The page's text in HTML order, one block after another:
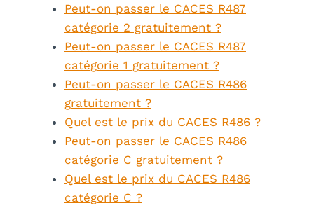
Peut-on passer le CACES R487
catégorie 2 gratuitement ?
Peut-on passer le CACES R487
catégorie 1 gratuitement ?
Peut-on passer le CACES R486
gratuitement ?
Quel est le prix du CACES R486 ?
Peut-on passer le CACES R486
catégorie C gratuitement ?
Quel est le prix du CACES R486
catégorie C ?